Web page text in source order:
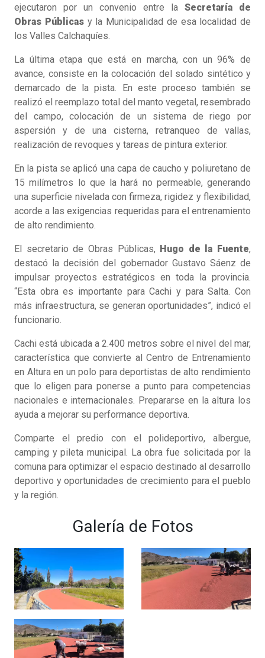
ejecutaron por un convenio entre la Secretaría de
Obras Públicasy la Municipalidad de esa localidad de
los Valles Calchaquíes.
La última etapa que está en marcha, con un 96% de
avance, consiste en la colocación del solado sintético y
demarcado de la pista. En este proceso también se
realizó el reemplazo total del manto vegetal, resembrado
del campo, colocación de un sistema de riego por
aspersión y de una cisterna, retranqueo de vallas,
realización de revoques y tareas de pintura exterior.
En la pista se aplicó una capa de caucho y poliuretano de
15 milímetros lo que la hará no permeable, generando
una superficie nivelada con firmeza, rigidez y flexibilidad,
acorde a las exigencias requeridas para el entrenamiento
de alto rendimiento.
El secretario de Obras Públicas, Hugo de la Fuente,
destacó la decisión del gobernador Gustavo Sáenz de
impulsar proyectos estratégicos en toda la provincia.
“Esta obra es importante para Cachi y para Salta. Con
más infraestructura, se generan oportunidades”, indicó el
funcionario.
Cachi está ubicada a 2.400 metros sobre el nivel del mar,
característica que convierte al Centro de Entrenamiento
en Altura en un polo para deportistas de alto rendimiento
que lo eligen para ponerse a punto para competencias
nacionales e internacionales. Prepararse en la altura los
ayuda a mejorar su performance deportiva.
Comparte el predio con el polideportivo, albergue,
camping y pileta municipal. La obra fue solicitada por la
comuna para optimizar el espacio destinado al desarrollo
deportivo y oportunidades de crecimiento para el pueblo
y la región.
Galería de Fotos